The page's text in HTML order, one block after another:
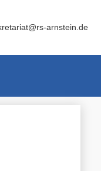
arnstein.de